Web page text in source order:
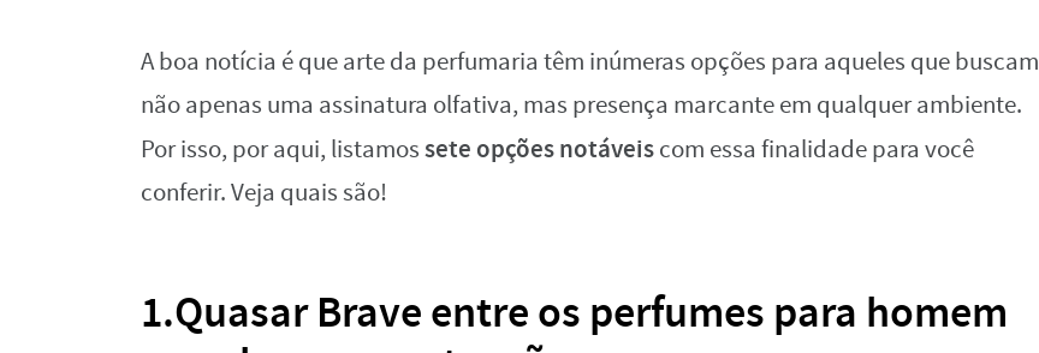
A boa notícia é que arte da perfumaria têm inúmeras opções para aqueles que buscam
não apenas uma assinatura olfativa, mas presença marcante em qualquer ambiente.
Por isso, por aqui, listamossete opções notáveiscom essa finalidade para você
conferir. Veja quais são!
1.Quasar Brave entre os perfumes para homem